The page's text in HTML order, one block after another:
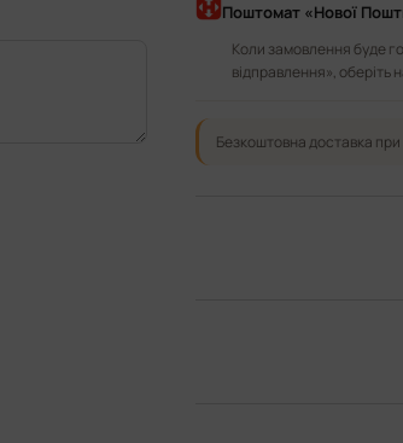
Поштомат «Нової
Коли замовлення буде
відправлення», оберіть
Безкоштовна доставка при